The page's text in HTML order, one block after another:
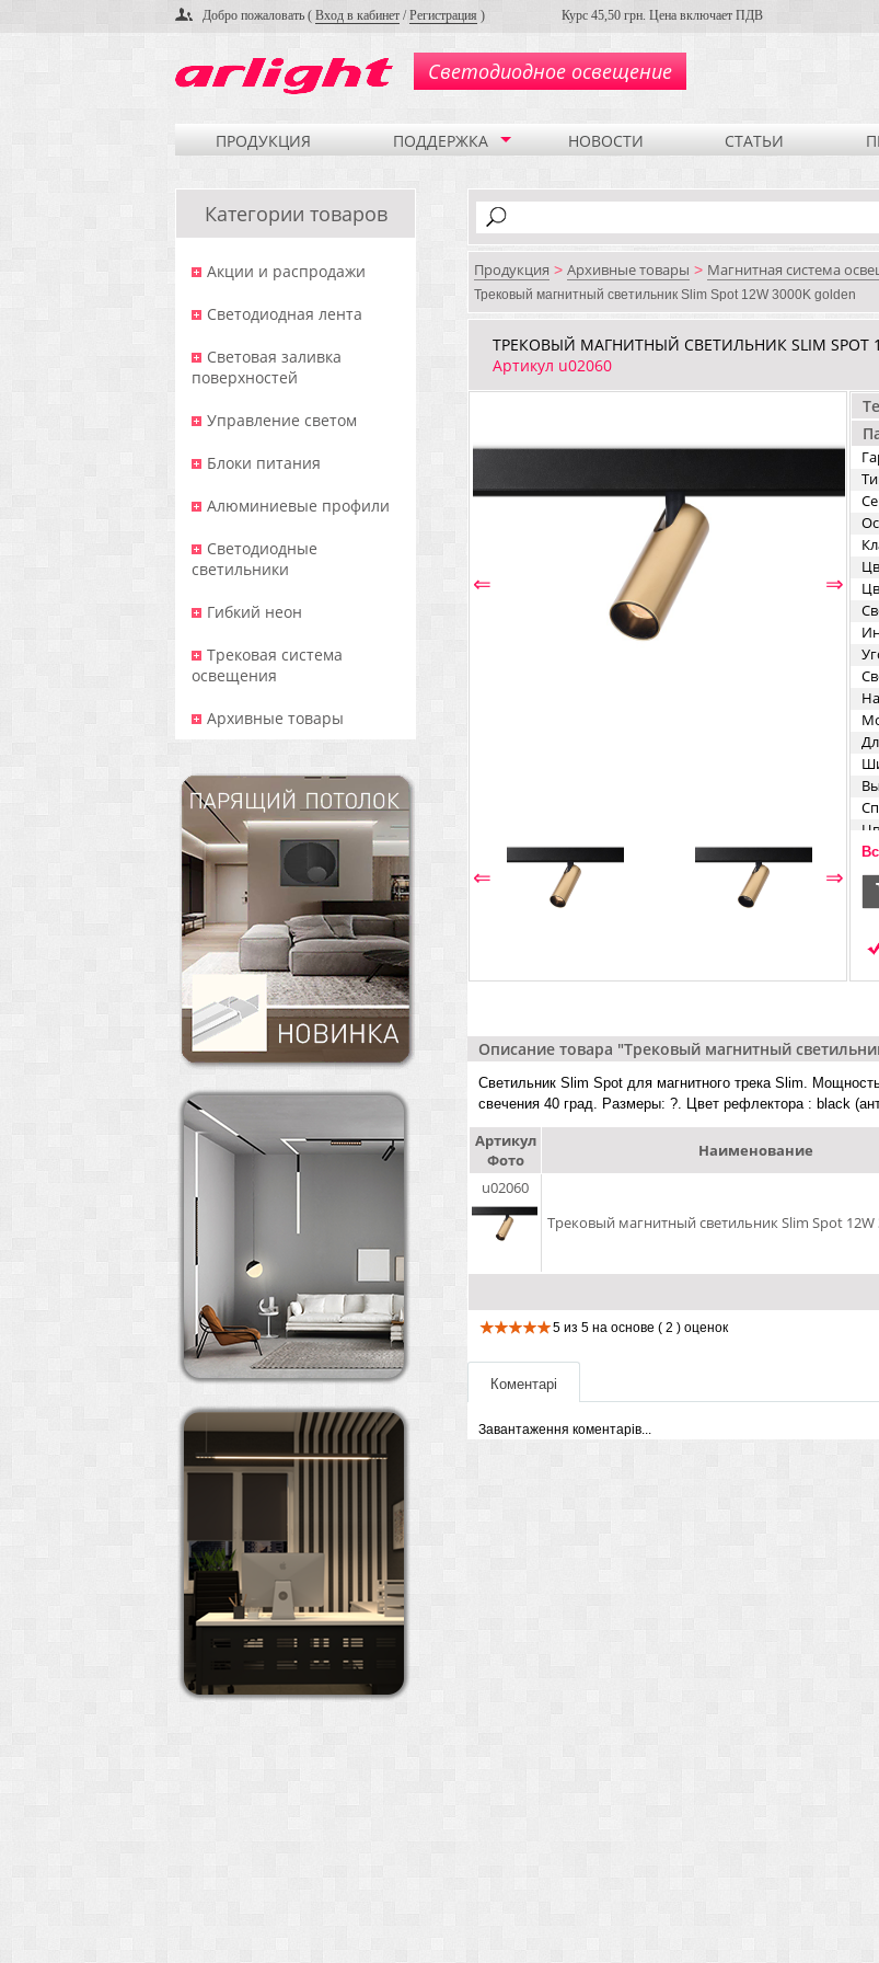
Добро пожаловать ( Вход в кабинет /Регистрация ) Курс 45,50 грн. Цена включает ПДВ
Светодиодное освещение
ПРОДУКЦИЯ ПОДДЕРЖКА НОВОСТИ СТАТЬИ
Категории товаров
Акции и распродажи
Светодиодная лента
Световая заливка
поверхностей
Управление светом
Блоки питания
Алюминиевые профили
Светодиодные
светильники
Гибкий неон
Трековая система
освещения
Архивные товары
Продукция > Архивные товары > Магнитная система
Трековый магнитный светильник Slim Spot 12W 3000K golden
ТРЕКОВЫЙ МАГНИТНЫЙ СВЕТИЛЬНИК SLIM SPOT
Артикул u02060
⇐ ⇒
⇐ ⇒
Описание товара "Трековый магнитный
Светильник Slim Spot для магнитного трека Slim.
свечения 40 град. Размеры: ?. Цвет рефлектора : black
Артикул
Фото
Наименование
u02060
Трековый магнитный светильник Slim Spot 12W
5 из 5 на основе ( 2 ) оценок
Коментарі
Завантаження коментарів...